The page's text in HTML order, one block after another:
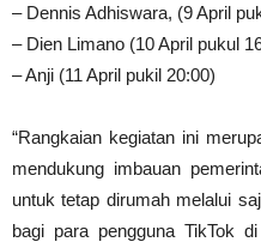
– Dennis Adhiswara, (9 April
– Dien Limano (10 April pukul
– Anji (11 April pukil 20:00)
“Rangkaian kegiatan ini
mendukung imbauan
untuk tetap dirumah melalui
bagi para pengguna TikTok